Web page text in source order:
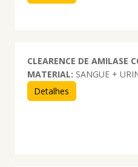
CLEARENCE DE AMILASE
MATERIAL: SANGUE +
Detalhes